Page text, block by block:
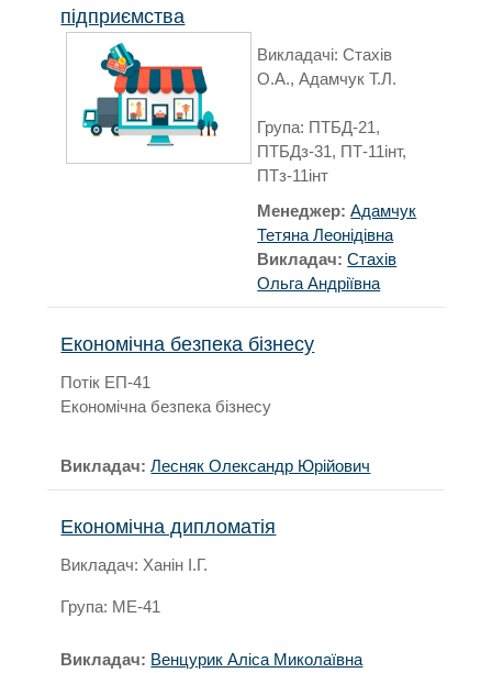
підприємства
Викладачі: Стахів
О.А., Адамчук Т.Л.
Група: ПТБД-21,
ПТБДз-31, ПТ-11інт,
ПТз-11інт
Менеджер:Адамчук
Тетяна Леонідівна
Викладач:Стахів
Ольга Андріївна
Економічна безпека бізнесу
Потік ЕП-41
Економічна безпека бізнесу
Викладач:Лесняк Олександр Юрійович
Економічна дипломатія
Викладач: Ханін І.Г.
Група: МЕ-41
Викладач: Венцурик Аліса Миколаївна